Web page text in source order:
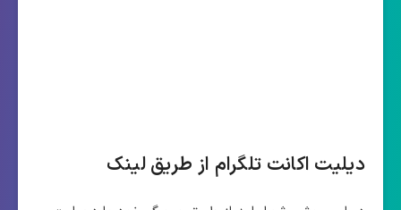
دیلیت اکانت تلگرام از طریق لینک